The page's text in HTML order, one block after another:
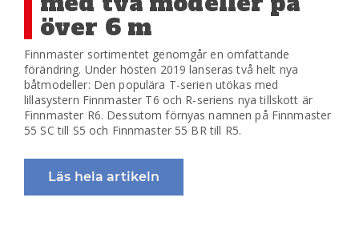
över 6 m
Finnmaster sortimentet genomgår en omfattande
förändring. Under hösten 2019 lanseras två helt nya
båtmodeller: Den populära T-serien utökas med
lillasystern Finnmaster T6 och R-seriens nya tillskott är
Finnmaster R6. Dessutom förnyas namnen på Finnmaster
55 SC till S5 och Finnmaster 55 BR till R5.
Läs hela artikeln